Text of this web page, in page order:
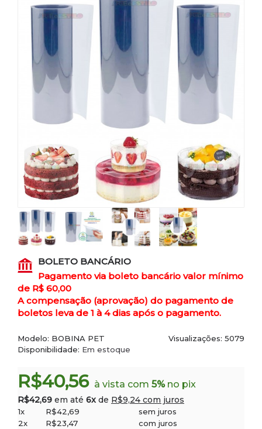
BOLETO BANCÁRIO
Pagamento via boleto bancário valor mínimo
de R$ 60,00
A compensação (aprovação) do pagamento de
boletos leva de 1 à 4 dias após o pagamento.
Visualizações: 5079
Modelo: BOBINA PET
Disponibilidade: Em estoque
R$40,56 à vista com 5%no pix
R$42,69 em até 6x de R$9,24 com juros
1x R$42,69
sem juros
2x
R$23,47
com juros